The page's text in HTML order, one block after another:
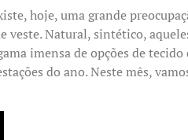
hoje, uma grande
veste. Natural, sintético,
imensa de opções de
do ano. Neste mês,